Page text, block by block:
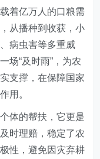
着亿万人的口粮需
从播种到收获，小
病虫害等多重威
场“及时雨” ，为农
支撑，在保障国家
用。
体的帮扶，它更是
时理赔，稳定了农
性，避免因灾弃耕